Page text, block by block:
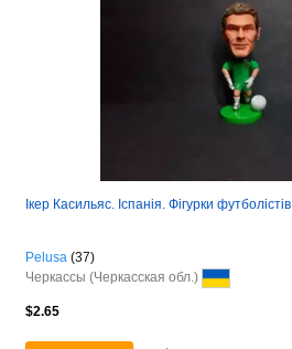
Ікер Касильяс. Іспанія. Фігурки футболістів
Pelusa (37)
Черкассы (Черкасская обл.)
$2.65